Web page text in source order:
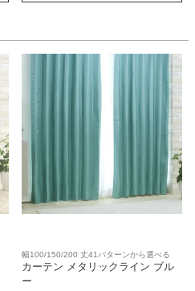
幅100/150/200 丈41パターンから選べる
カーテン メタリックライン ブル
ー